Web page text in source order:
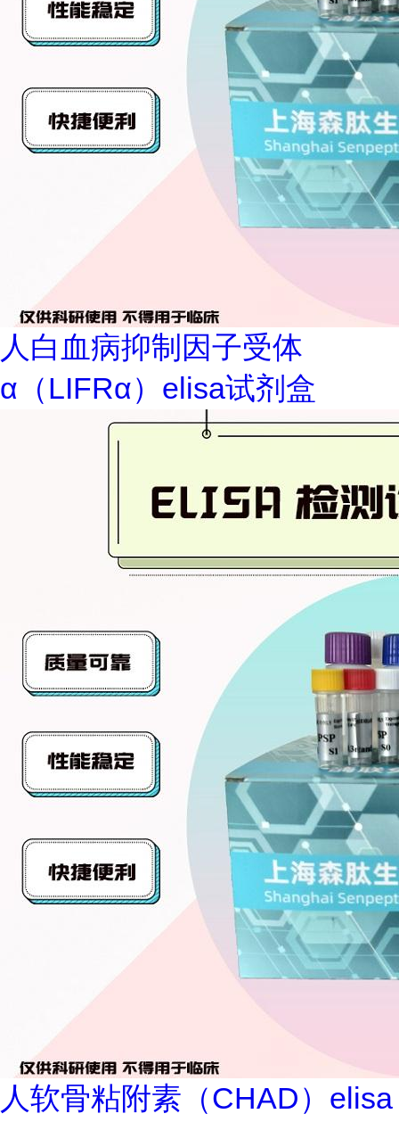
人白血病抑制因子受体
α（LIFRα）elisa试剂盒
人软骨粘附素（CHAD）elisa